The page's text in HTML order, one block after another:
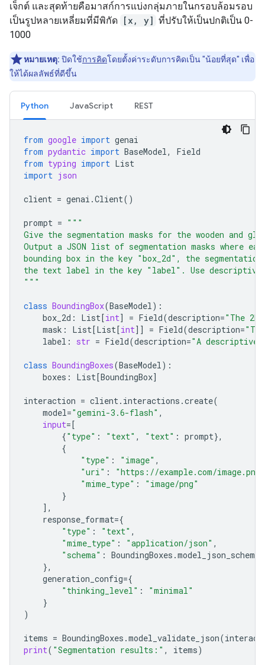
เจ็กต์ และสุดท้ายคือมาสก์การแบ่งกลุ่มภายในกรอบล้อมรอบ
เป็นรูปหลายเหลี่ยมที่มีพิกัด [x, y] ที่ปรับให้เป็นปกติเป็น 0-
1000
หมายเหตุ: ปิดใช้การคิดโดยตั้งค่าระดับการคิดเป็น "น้อยที่สุด" เพื่อ
ให้ได้ผลลัพธ์ที่ดีขึ้น
Python JavaScript REST
from google import genai
from pydantic import BaseModel,
Field
from typing import List
import json
client = genai .Client()
prompt = """
Give the segmentation masks for the wooden and
Output a JSON list of segmentation masks where
bounding box in the key "box_2d", the
the text label in the key "label". Use
"""
class BoundingBox(BaseModel):
box_2d : List[int] = Field(description="The
mask : List[List[int]] = Field(description=
label : str = Field(description="A
class BoundingBoxes(BaseModel):
boxes : List[BoundingBox]
interaction = client. interactions .create(
model="gemini-3.6-flash" ,
input=[
{"type" : "text" , "text" : prompt},
{
"type" : "image" ,
"uri" :
"https://example.com/image.png"
"mime_type" :
"image/png"
}
],
response_format={
"type" : "text" ,
"mime_type" : "application/json" ,
"schema" : BoundingBoxes .model_json_schema
},
generation_config={
"thinking_level" :
"minimal"
}
)
items = BoundingBoxes .model_validate_json(
print( "Segmentation results:" , items)